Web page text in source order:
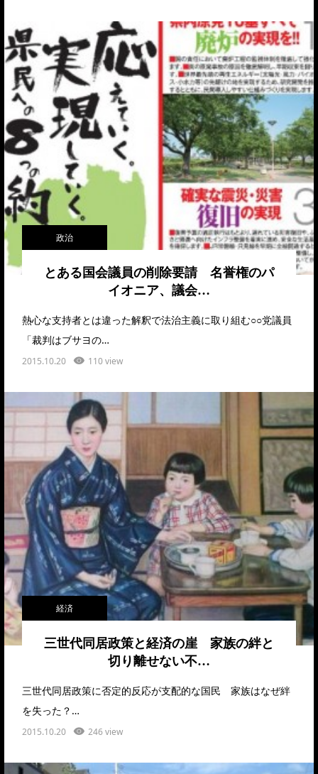
政治
とある国会議員の削除要請 名誉権のパ
イオニア、議会…
熱心な支持者とは違った解釈で法治主義に取り組む○○党議員
「裁判はブサヨの…
2015.10.20 110 view
経済
三世代同居政策と経済の崖 家族の絆と
切り離せない不…
三世代同居政策に否定的反応が支配的な国民 家族はなぜ絆
を失った？…
2015.10.20 246 view